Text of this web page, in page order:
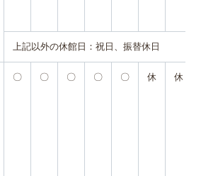
上記以外の休館日：祝日、振替休日
〇 〇 〇 〇 〇 休 休